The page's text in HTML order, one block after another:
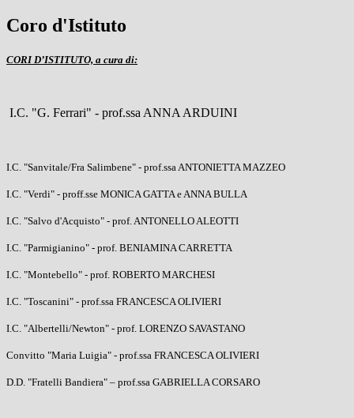
Coro d'Istituto
CORI D’ISTITUTO, a cura di:
I.C. "G. Ferrari" - prof.ssa ANNA ARDUINI
I.C. "Sanvitale/Fra Salimbene" - prof.ssa ANTONIETTA MAZZEO
I.C. "Verdi" - proff.sse MONICA GATTA e ANNA BULLA
I.C. "Salvo d'Acquisto" - prof. ANTONELLO ALEOTTI
I.C. "Parmigianino" - prof. BENIAMINA CARRETTA
I.C. "Montebello" - prof. ROBERTO MARCHESI
I.C. "Toscanini" - prof.ssa FRANCESCA OLIVIERI
I.C. "Albertelli/Newton" - prof. LORENZO SAVASTANO
Convitto "Maria Luigia" - prof.ssa FRANCESCA OLIVIERI
D.D. "Fratelli Bandiera" – prof.ssa GABRIELLA CORSARO